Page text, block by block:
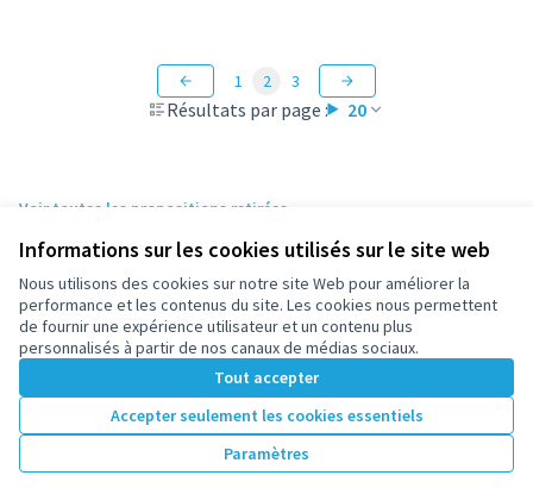
Informations sur les cookies utilisés sur le site web
Nous utilisons des cookies sur notre site Web pour améliorer la
performance et les contenus du site. Les cookies nous permettent
de fournir une expérience utilisateur et un contenu plus
personnalisés à partir de nos canaux de médias sociaux.
Tout accepter
Accepter seulement les cookies essentiels
Paramètres
Résultats par page : 20
1 2 3
Voir toutes les propositions retirées
Conditions d'utilisation
Paramètres des cookies
participez.nanterre.fr sur X
(Lien externe)
participez.nanterre.fr sur Facebook
participez.nanterre.fr sur Instagram
participez.nanterre.fr sur YouTube
(Lien externe)
participez.nanterre.fr sur GitHub
(Lien externe)
Site réalisé grâce aulogiciel libre Decidim .
Licence
(Lien